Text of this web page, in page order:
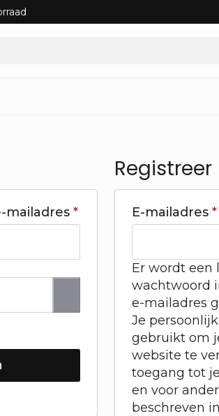
mailadres *Vereist
Registreer
E-mailadres *
Er wordt een
wachtwoord
e-mailadres
Je
gebruikt om
website te
toegang tot
en voor
beschreven